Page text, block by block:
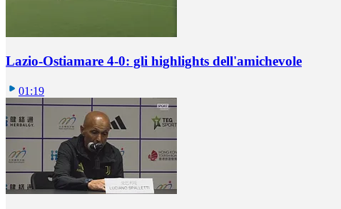
Lazio-Ostiamare 4-0: gli highlights dell'amichevole
01:19